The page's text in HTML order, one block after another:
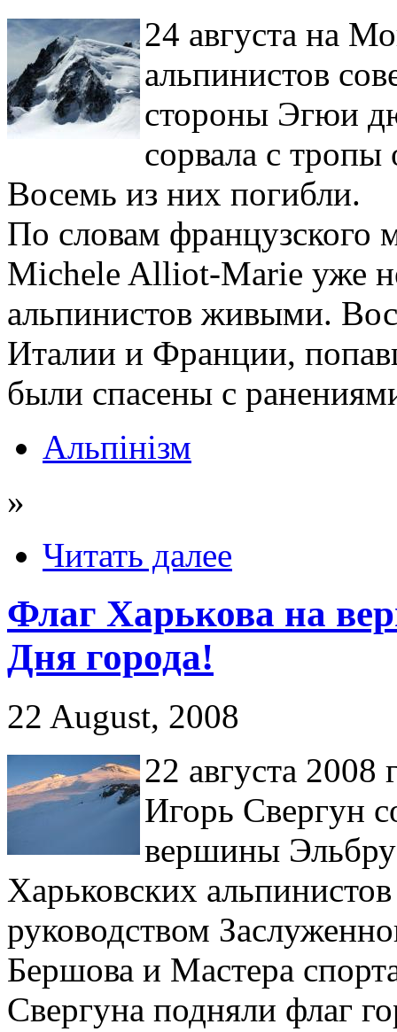
24 августа на
альпинистов
стороны Эгюи
сорвала с тропы
Восемь из них погибли.
По словам французского
Michele Alliot-Marie уже
альпинистов живыми.
Италии и Франции,
были спасены с
Альпінізм
»
Читать далее
Флаг Харькова на
Дня города!
22 August, 2008
22 августа
Игорь Свергун
вершины
Харьковских
руководством
Бершова и Мастера
Свергуна подняли флаг